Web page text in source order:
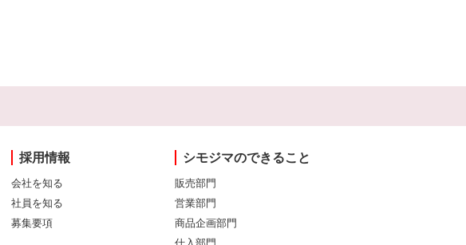
採用情報
会社を知る
社員を知る
募集要項
シモジマのできること
販売部門
営業部門
商品企画部門